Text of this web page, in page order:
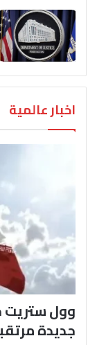
اخبار عالمية
وول ستريت
جديدة